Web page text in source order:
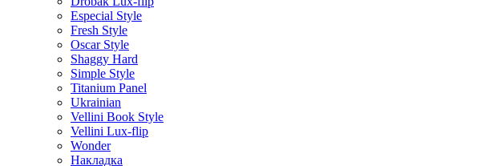
Especial Style
Fresh Style
Oscar Style
Shaggy Hard
Simple Style
Titanium Panel
Ukrainian
Vellini Book Style
Vellini Lux-flip
Wonder
Накладка